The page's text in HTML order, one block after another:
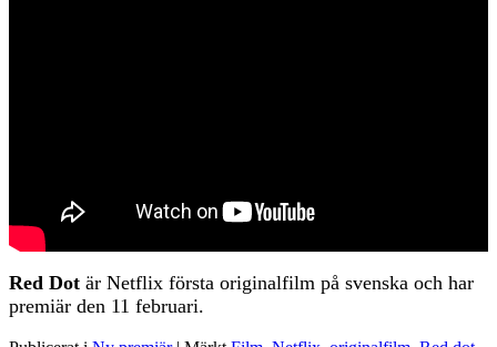
Red Dot är Netflix första originalfilm på svenska och har
premiär den 11 februari.